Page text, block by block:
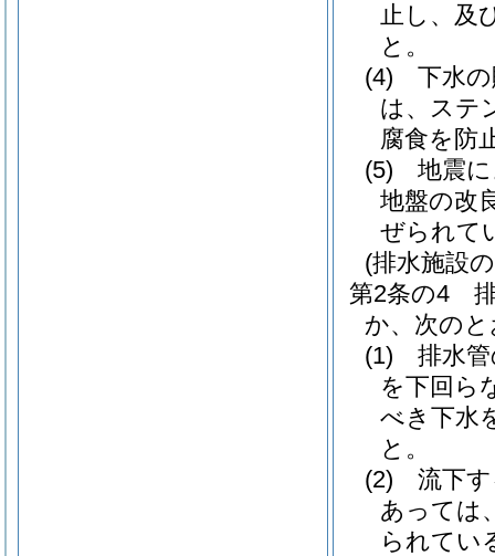
止し、及
と。
(4)
下水
は、ステ
腐食を防
(5)
地震
地盤の改
ぜられて
(排水施設
第2条の4
か、次の
(1)
排水
を下回ら
べき下水
と。
(2)
流下
あっては
られてい